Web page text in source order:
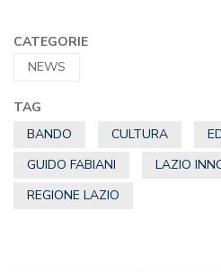
CATEGORIE
NEWS
TAG
BANDO
CULTURA
GUIDO FABIANI
LAZIO
REGIONE LAZIO